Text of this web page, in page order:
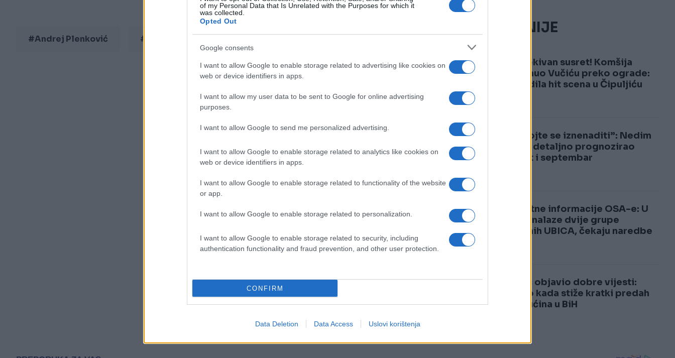
of my Personal Data that Is Unrelated with the Purposes for which it
was collected.
Opted Out
Google consents
I want to allow Google to enable storage related to advertising like cookies on
web or device identifiers in apps.
I want to allow my user data to be sent to Google for online advertising
purposes.
I want to allow Google to send me personalized advertising.
I want to allow Google to enable storage related to analytics like cookies on
web or device identifiers in apps.
I want to allow Google to enable storage related to functionality of the website
or app.
I want to allow Google to enable storage related to personalization.
I want to allow Google to enable storage related to security, including
authentication functionality and fraud prevention, and other user protection.
CONFIRM
Data Deletion Data Access Uslovi korištenja
#Andrej Plenković #Ukrajina
NAJČITANIJE
1
Neočekivan susret! Komšija
doviknuo Vučiću preko ograde:
Uslijedila hit scena u Čipuljiću
2
“Nemojte se iznenaditi”: Nedim
Sladić detaljno prognozirao
avgust i septembar
3
Šokantne informacije OSA-e: U
BiH se nalaze dvije grupe
plaćenih UBICA, čekaju naredbe
4
Sladić objavio dobre vijesti:
Otkrio kada stiže kratki predah
od vrućina u BiH